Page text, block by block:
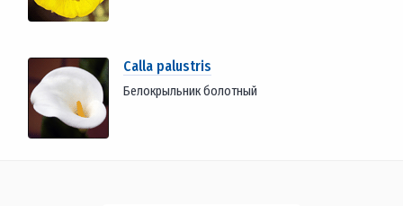
Calla palustris
Белокрыльник болотный